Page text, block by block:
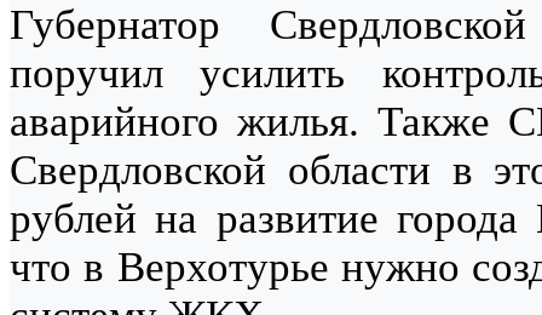
Губернатор
поручил усилить
аварийного жилья. Также
Свердловской области в
рублей на развитие
что в Верхотурье нужно